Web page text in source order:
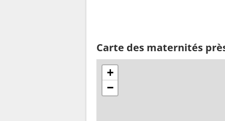
Carte des maternités
+
−